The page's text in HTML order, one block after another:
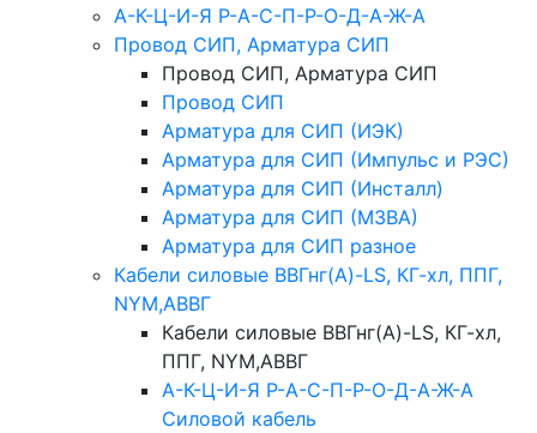
А-К-Ц-И-Я Р-А-С-П-Р-О-Д-А-Ж-А
Провод СИП, Арматура СИП
Провод СИП, Арматура СИП
Провод СИП
Арматура для СИП (ИЭК)
Арматура для СИП (Импульс и РЭС)
Арматура для СИП (Инсталл)
Арматура для СИП (МЗВА)
Арматура для СИП разное
Кабели силовые ВВГнг(А)-LS, КГ-хл, ППГ,
NYM,АВВГ
Кабели силовые ВВГнг(А)-LS, КГ-хл,
ППГ, NYM,АВВГ
А-К-Ц-И-Я Р-А-С-П-Р-О-Д-А-Ж-А
Силовой кабель